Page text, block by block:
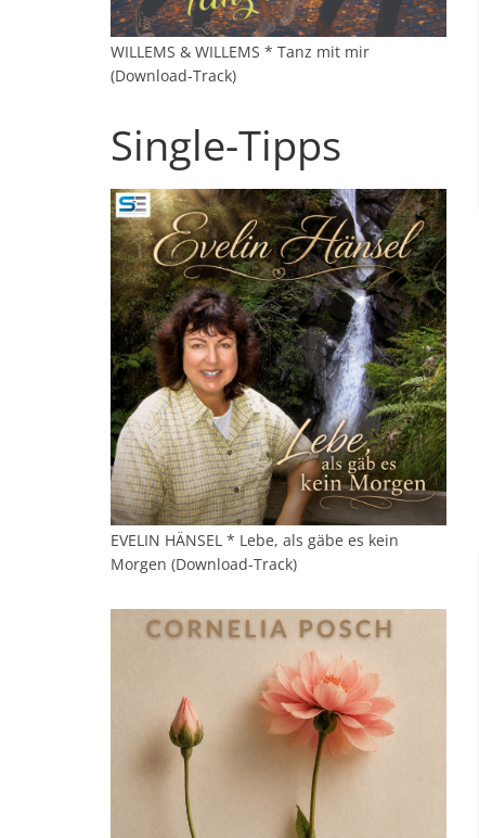
WILLEMS & WILLEMS * Tanz mit mir
(Download-Track)
Single-Tipps
EVELIN HÄNSEL * Lebe, als gäbe es kein
Morgen (Download-Track)